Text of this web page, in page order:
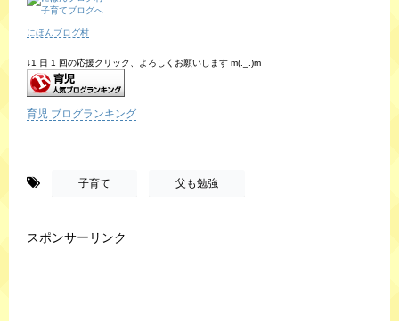
にほんブログ村
↓1 日 1 回の応援クリック、よろしくお願いします m(._.)m
育児 ブログランキング
子育て 父も勉強
スポンサーリンク